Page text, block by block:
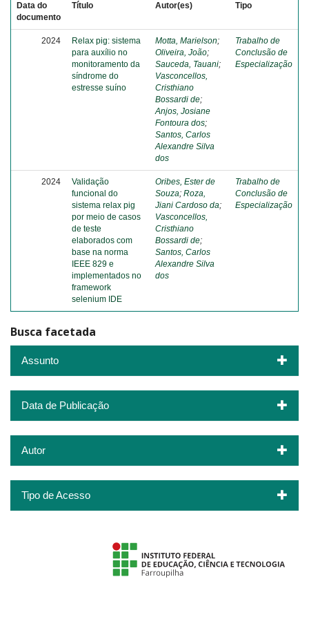
Data do
documento
Título Autor(es) Tipo
2024
Relax pig: sistema
para auxílio no
monitoramento da
síndrome do
estresse suíno
Motta, Marielson;
Oliveira, João;
Sauceda, Tauani;
Vasconcellos,
Cristhiano
Bossardi de;
Anjos, Josiane
Fontoura dos;
Santos, Carlos
Alexandre Silva
dos
Trabalho de
Conclusão de
Especialização
2024
Validação
funcional do
sistema relax pig
por meio de casos
de teste
elaborados com
base na norma
IEEE 829 e
implementados no
framework
selenium IDE
Oribes, Ester de
Souza; Roza,
Jiani Cardoso da;
Vasconcellos,
Cristhiano
Bossardi de;
Santos, Carlos
Alexandre Silva
dos
Trabalho de
Conclusão de
Especialização
Busca facetada
Assunto
Data de Publicação
Autor
Tipo de Acesso